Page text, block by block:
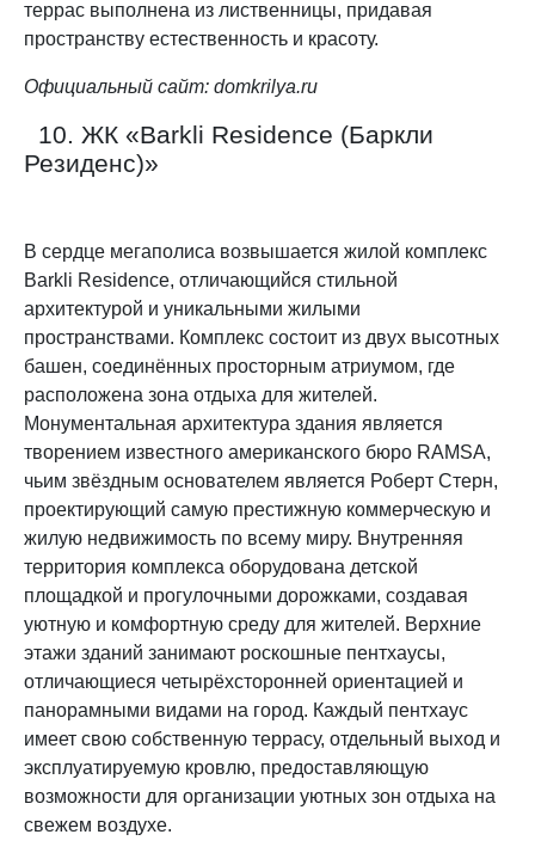
террас выполнена из лиственницы, придавая
пространству естественность и красоту.
Официальный сайт: domkrilya.ru
10. ЖК «Barkli Residence (Баркли
Резиденс)»
В сердце мегаполиса возвышается жилой комплекс
Barkli Residence, отличающийся стильной
архитектурой и уникальными жилыми
пространствами. Комплекс состоит из двух высотных
башен, соединённых просторным атриумом, где
расположена зона отдыха для жителей.
Монументальная архитектура здания является
творением известного американского бюро RAMSA,
чьим звёздным основателем является Роберт Стерн,
проектирующий самую престижную коммерческую и
жилую недвижимость по всему миру. Внутренняя
территория комплекса оборудована детской
площадкой и прогулочными дорожками, создавая
уютную и комфортную среду для жителей. Верхние
этажи зданий занимают роскошные пентхаусы,
отличающиеся четырёхсторонней ориентацией и
панорамными видами на город. Каждый пентхаус
имеет свою собственную террасу, отдельный выход и
эксплуатируемую кровлю, предоставляющую
возможности для организации уютных зон отдыха на
свежем воздухе.